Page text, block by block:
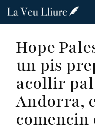
Vés
Hope
un pis
acollir
Andorra,
comencin